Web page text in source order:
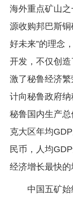
海外重点矿山
源收购邦巴斯
好未来”的理念
开发，不仅创
激了秘鲁经济
计向秘鲁政府
秘鲁国内生产
克大区年均
民币，人均
经济增长最快的
中国五矿